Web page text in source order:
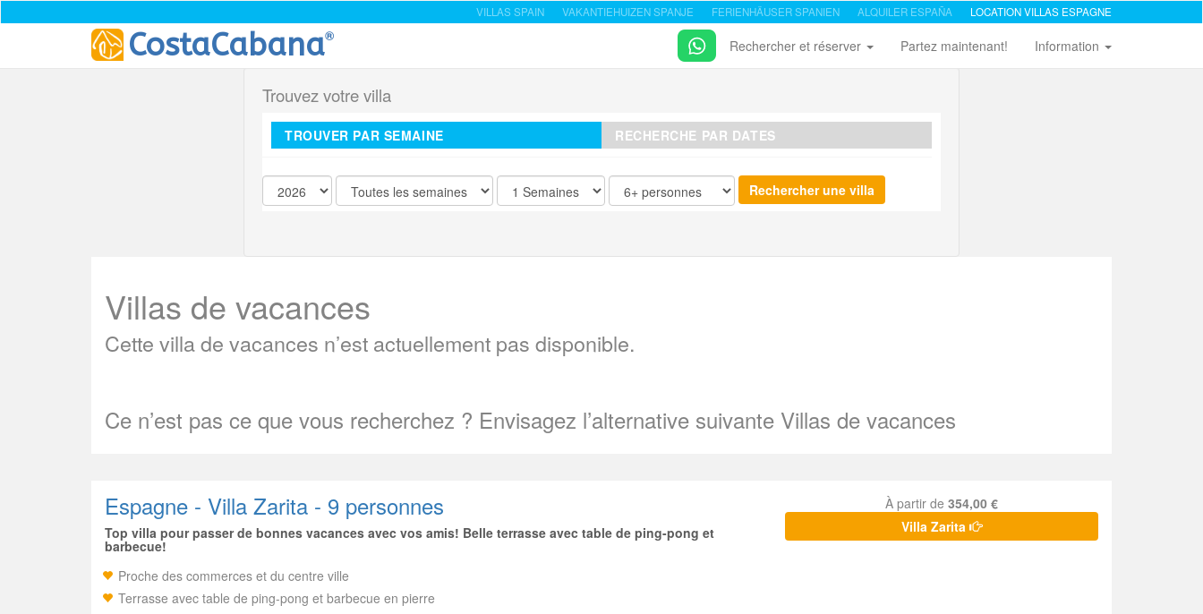
VILLAS SPAIN VAKANTIEHUIZEN SPANJE FERIENHÄUSER SPANIEN ALQUILER ESPAÑA LOCATION VILLAS ESPAGNE
CostaCabana®
Rechercher et réserver Partez maintenant! Information
Trouvez votre villa
TROUVER PAR SEMAINE RECHERCHE PAR DATES
Villas de vacances
Cette villa de vacances n’est actuellement pas disponible.
Ce n’est pas ce que vous recherchez ? Envisagez l’alternative suivante Villas de vacances
Espagne - Villa Zarita - 9 personnes
Top villa pour passer de bonnes vacances avec vos amis! Belle terrasse avec table de ping-pong et
barbecue!
Proche des commerces et du centre ville
Terrasse avec table de ping-pong et barbecue en pierre
À partir de 354,00 €
Villa Zarita